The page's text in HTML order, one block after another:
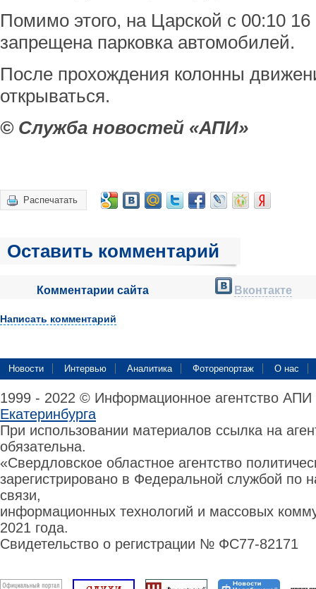
Помимо этого, на Царской с 00:10
запрещена парковка автомобилей.
После прохождения колонны
открываться.
© Служба новостей «АПИ»
Распечатать
Оставить комментарий
Комментарии сайта Вконтакте
Написать комментарий
Новости Интервью Аналитика Фоторепортаж О нас
1999 - 2022 © Информационное агентство
Екатеринбурга
При использовании материалов ссылка на
обязательна.
«Свердловское областное агентство
зарегистрировано в Федеральной службой по
связи,
информационных технологий и массовых
2021 года.
Свидетельство о регистрации № ФС77-82171